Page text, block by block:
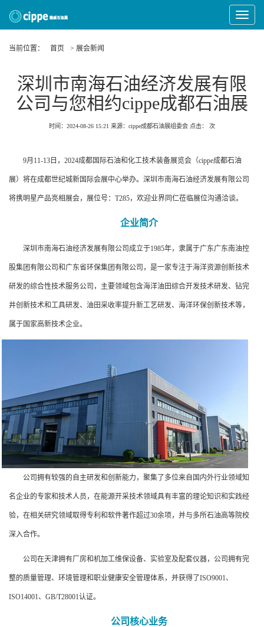
Toggle
当前位置：
首页 > 展会新闻
深圳市南海石油经济发展有限
公司与您相约cippe成都石油展
时间：2024-08-26 15:21 来源：cippe成都石油展组委会 点击： 次
9月11-13日，2024成都国际石油和化工技术装备展览会（cippe成都石油
展）将在成都世纪城新国际会展中心举办。深圳市南海石油经济发展有限公司
将携明星产品亮相展会，展位号：T285，欢迎业界同仁莅临展位沟通洽谈。
企业简介
深圳市南海石油经济发展有限公司成立于1985年，隶属于广东广东南油控
股集团有限公司和广东省环保集团有限公司，是一家专注于海洋资源创新技术
研发的综合性技术服务公司，主要领域包含海洋油田综合开发技术研发、钻完
井创新技术和工具研发、油田采收率提升新工艺研发、海洋环保创新技术等，
属于国家高新技术企业。
公司拥有较强的自主研发和创新能力，聚集了多位来自国内外行业领域知
名企业的专家和技术人员，在能源开采技术领域具有丰富的理论知识和实践经
验，在相关研究领域取得专利和软件著作超过30余项，并与多所石油高等院校
深入合作。
公司在天津拥有厂房和机加工维保设备、实验室及配套仪器，公司拥有完
整的质量管理、环境管理和职业健康安全管理体系，并获得了ISO9001、
ISO14001、GB/T28001认证。
公司核心业务